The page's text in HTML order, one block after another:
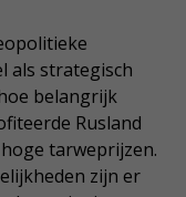
als strategisch
belangrijk
Rusland
tarweprijzen.
zijn er